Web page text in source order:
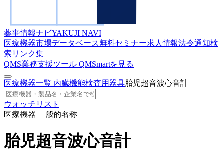
薬事情報ナビYAKUJI NAVI
医療機器市場データベース無料セミナー求人情報法令通知検
索 リンク集
QMS業務支援ツール QMSmartを見る
医療機器一覧 内臓機能検査用器具胎児超音波心音計
ウォッチリスト
医療機器 一般的名称
胎児超音波心音計